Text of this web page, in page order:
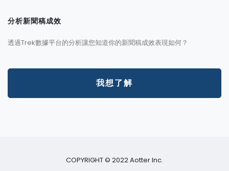
分析新聞稿成效
透過Trek數據平台的分析讓您知道你的新聞稿成效表現如何？
我想了解
COPYRIGHT © 2022 Aotter Inc.